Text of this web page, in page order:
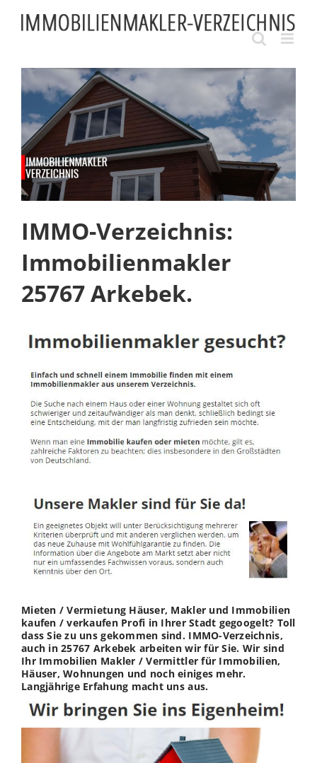
content
IMMO-Verzeichnis:
Immobilienmakler
25767 Arkebek.
Mieten / Vermietung Häuser, Makler und Immobilien
kaufen / verkaufen Profi in Ihrer Stadt gegoogelt? Toll
dass Sie zu uns gekommen sind. IMMO-Verzeichnis,
auch in 25767 Arkebek arbeiten wir für Sie. Wir sind
Ihr Immobilien Makler / Vermittler für Immobilien,
Häuser, Wohnungen und noch einiges mehr.
Langjährige Erfahung macht uns aus.